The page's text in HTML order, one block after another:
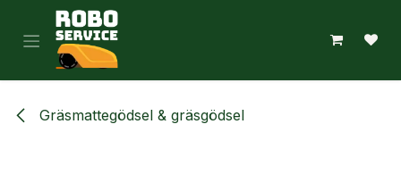
Hoppa till innehåll
Gräsmattegödsel & gräsgödsel